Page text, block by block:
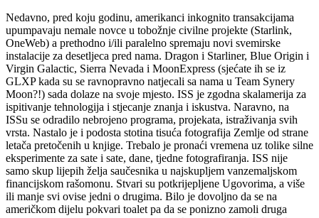
Nedavno, pred koju godinu, amerikanci inkognito transakcijama
upumpavaju nemale novce u tobožnje civilne projekte (Starlink,
OneWeb) a prethodno i/ili paralelno spremaju novi svemirske
instalacije za desetljeca pred nama. Dragon i Starliner, Blue Origin i
Virgin Galactic, Sierra Nevada i MoonExpress (sjećate ih se iz
GLXP kada su se ravnopravno natjecali sa nama u Team Synery
Moon?!) sada dolaze na svoje mjesto. ISS je zgodna skalamerija za
ispitivanje tehnologija i stjecanje znanja i iskustva. Naravno, na
ISSu se odradilo nebrojeno programa, projekata, istraživanja svih
vrsta. Nastalo je i podosta stotina tisuća fotografija Zemlje od strane
letača pretočenih u knjige. Trebalo je pronaći vremena uz tolike silne
eksperimente za sate i sate, dane, tjedne fotografiranja. ISS nije
samo skup lijepih želja saučesnika u najskupljem vanzemaljskom
financijskom rašomonu. Stvari su potkrijepljene Ugovorima, a više
ili manje svi ovise jedni o drugima. Bilo je dovoljno da se na
američkom dijelu pokvari toalet pa da se ponizno zamoli druga